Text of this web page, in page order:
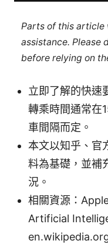
Parts of this article
assistance. Please
before relying on
立即了解的快速
轉乘時間通常在
車間隔而定。
本文以知乎、官
料為基礎，並補
況。
相關資源：
Artificial